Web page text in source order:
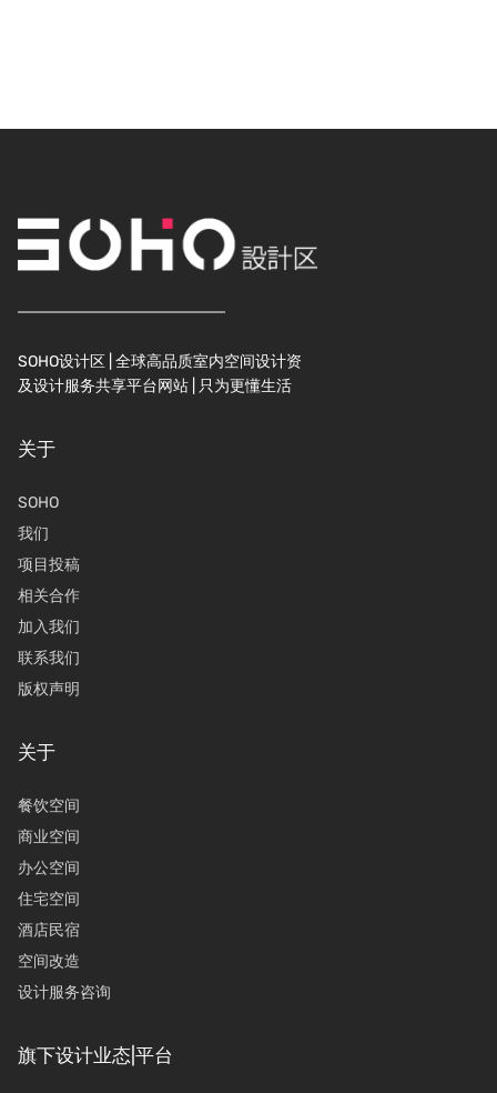
SOHO设计区 | 全球高品质室内空间设计资
及设计服务共享平台网站 | 只为更懂生活
关于
SOHO
我们
项目投稿
相关合作
加入我们
联系我们
版权声明
关于
餐饮空间
商业空间
办公空间
住宅空间
酒店民宿
空间改造
设计服务咨询
旗下设计业态|平台